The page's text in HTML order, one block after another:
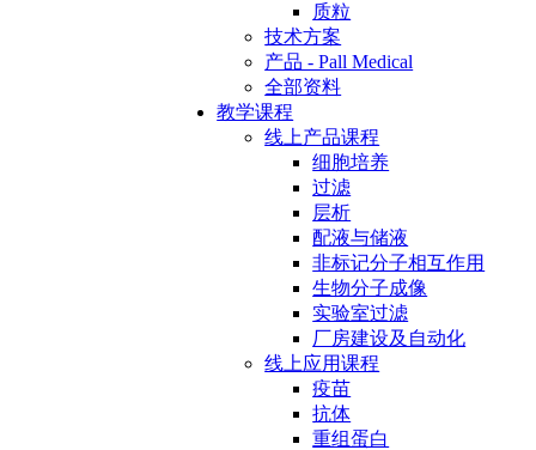
质粒
技术方案
产品 - Pall Medical
全部资料
教学课程
线上产品课程
细胞培养
过滤
层析
配液与储液
非标记分子相互作用
生物分子成像
实验室过滤
厂房建设及自动化
线上应用课程
疫苗
抗体
重组蛋白